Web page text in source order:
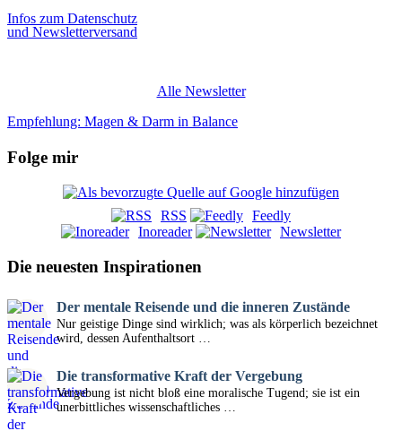
Infos zum Datenschutz
und Newsletterversand
Alle Newsletter
Empfehlung: Magen & Darm in Balance
Folge mir
RSS
Feedly
Inoreader
Newsletter
Die neuesten Inspirationen
Der mentale Reisende und die inneren Zustände
Nur geistige Dinge sind wirklich; was als körperlich bezeichnet
wird, dessen Aufenthaltsort …
Die transformative Kraft der Vergebung
Vergebung ist nicht bloß eine moralische Tugend; sie ist ein
unerbittliches wissenschaftliches …